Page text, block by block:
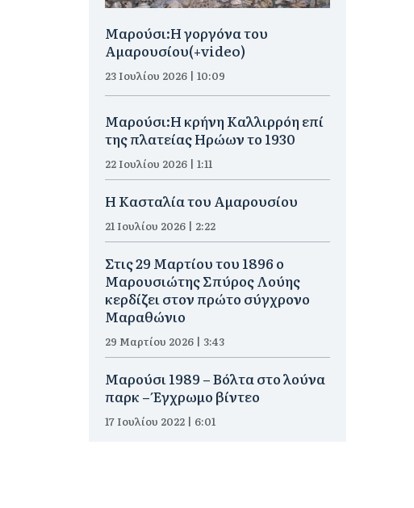
Μαρούσι:H γοργόνα του
Αμαρουσίου(+video)
23 Ιουλίου 2026 | 10:09
Μαρούσι:Η κρήνη Καλλιρρόη επί
της πλατείας Ηρώων το 1930
22 Ιουλίου 2026 | 1:11
Η Κασταλία του Αμαρουσίου
21 Ιουλίου 2026 | 2:22
Στις 29 Μαρτίου του 1896 ο
Μαρουσιώτης Σπύρος Λούης
κερδίζει στον πρώτο σύγχρονο
Μαραθώνιο
29 Μαρτίου 2026 | 3:43
Μαρούσι 1989 – Βόλτα στο λούνα
παρκ – Έγχρωμο βίντεο
17 Ιουλίου 2022 | 6:01